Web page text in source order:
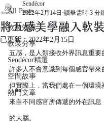
All Posts
軟裝知識
軟裝分享
Sendécor精選
空間故事
熱門文章
將五感美學融入軟
Sendécor
2022年2月14日 讀畢需時 3 分
已更新：2022年2月15日
五感，是人類接收外界訊息重要
許多人不會意識到每個感官帶來
但實際上，當我們處在一個環境
來自不同感官所傳遞的外在訊息
的大腦。